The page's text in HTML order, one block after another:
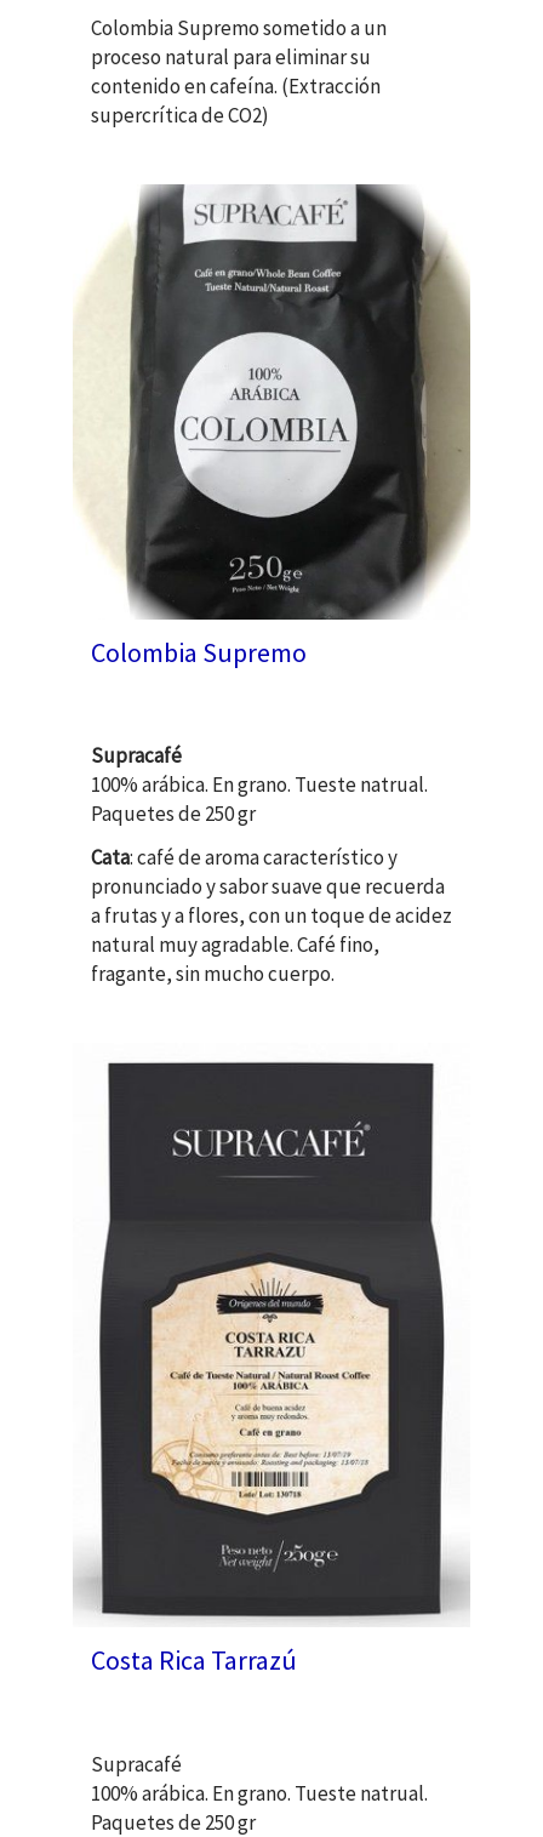
Colombia Supremo sometido a un
proceso natural para eliminar su
contenido en cafeína. (Extracción
supercrítica de CO2)
Colombia Supremo
Supracafé
100% arábica. En grano. Tueste natrual.
Paquetes de 250 gr
Cata: café de aroma característico y
pronunciado y sabor suave que recuerda
a frutas y a flores, con un toque de acidez
natural muy agradable. Café fino,
fragante, sin mucho cuerpo.
Costa Rica Tarrazú
Supracafé
100% arábica. En grano. Tueste natrual.
Paquetes de 250 gr